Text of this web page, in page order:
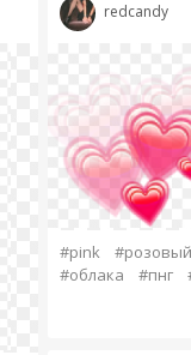
redcandy
#pink
#розовый
#облака
#пнг